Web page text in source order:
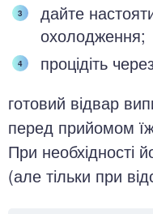
дайте
охолодження;
процідіть
готовий відвар
перед прийомом
При необхідності
(але тільки при